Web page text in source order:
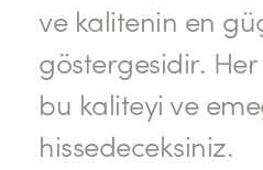
ve kalitenin en
göstergesidir.
bu kaliteyi ve
hissedeceksiniz.